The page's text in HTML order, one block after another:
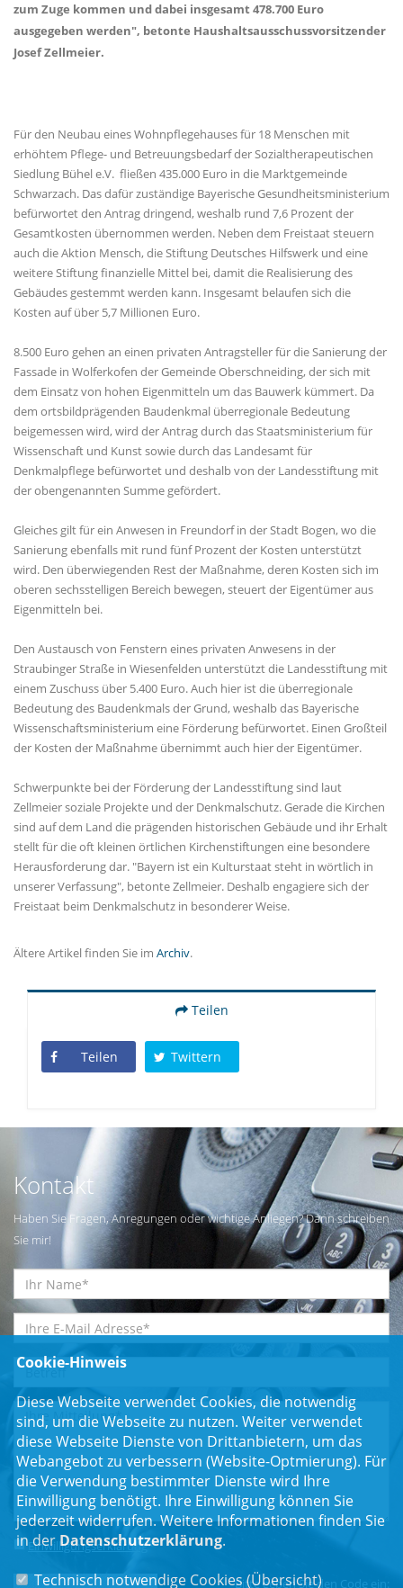
zum Zuge kommen und dabei insgesamt 478.700 Euro
ausgegeben werden", betonte Haushaltsausschussvorsitzender
Josef Zellmeier.
Für den Neubau eines Wohnpflegehauses für 18 Menschen mit
erhöhtem Pflege- und Betreuungsbedarf der Sozialtherapeutischen
Siedlung Bühel e.V. fließen 435.000 Euro in die Marktgemeinde
Schwarzach. Das dafür zuständige Bayerische Gesundheitsministerium
befürwortet den Antrag dringend, weshalb rund 7,6 Prozent der
Gesamtkosten übernommen werden. Neben dem Freistaat steuern
auch die Aktion Mensch, die Stiftung Deutsches Hilfswerk und eine
weitere Stiftung finanzielle Mittel bei, damit die Realisierung des
Gebäudes gestemmt werden kann. Insgesamt belaufen sich die
Kosten auf über 5,7 Millionen Euro.
8.500 Euro gehen an einen privaten Antragsteller für die Sanierung der
Fassade in Wolferkofen der Gemeinde Oberschneiding, der sich mit
dem Einsatz von hohen Eigenmitteln um das Bauwerk kümmert. Da
dem ortsbildprägenden Baudenkmal überregionale Bedeutung
beigemessen wird, wird der Antrag durch das Staatsministerium für
Wissenschaft und Kunst sowie durch das Landesamt für
Denkmalpflege befürwortet und deshalb von der Landesstiftung mit
der obengenannten Summe gefördert.
Gleiches gilt für ein Anwesen in Freundorf in der Stadt Bogen, wo die
Sanierung ebenfalls mit rund fünf Prozent der Kosten unterstützt
wird. Den überwiegenden Rest der Maßnahme, deren Kosten sich im
oberen sechsstelligen Bereich bewegen, steuert der Eigentümer aus
Eigenmitteln bei.
Den Austausch von Fenstern eines privaten Anwesens in der
Straubinger Straße in Wiesenfelden unterstützt die Landesstiftung mit
einem Zuschuss über 5.400 Euro. Auch hier ist die überregionale
Bedeutung des Baudenkmals der Grund, weshalb das Bayerische
Wissenschaftsministerium eine Förderung befürwortet. Einen Großteil
der Kosten der Maßnahme übernimmt auch hier der Eigentümer.
Schwerpunkte bei der Förderung der Landesstiftung sind laut
Zellmeier soziale Projekte und der Denkmalschutz. Gerade die Kirchen
sind auf dem Land die prägenden historischen Gebäude und ihr Erhalt
stellt für die oft kleinen örtlichen Kirchenstiftungen eine besondere
Herausforderung dar. "Bayern ist ein Kulturstaat steht in wörtlich in
unserer Verfassung", betonte Zellmeier. Deshalb engagiere sich der
Freistaat beim Denkmalschutz in besonderer Weise.
Ältere Artikel finden Sie im Archiv.
Teilen
Teilen Twittern
Kontakt
Haben Sie Fragen, Anregungen oder wichtige Anliegen? Dann schreiben
Sie mir!
Einwilligungserklärung*
Bitte geben Sie den Code ein:
Cookie-Hinweis
Diese Webseite verwendet Cookies, die notwendig
sind, um die Webseite zu nutzen. Weiter verwendet
diese Webseite Dienste von Drittanbietern, um das
Webangebot zu verbessern (Website-Optmierung). Für
die Verwendung bestimmter Dienste wird Ihre
Einwilligung benötigt. Ihre Einwilligung können Sie
jederzeit widerrufen. Weitere Informationen finden Sie
in der Datenschutzerklärung.
Technisch notwendige Cookies (Übersicht)